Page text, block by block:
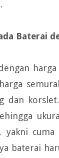
Baterai
dan
yakni
baterai